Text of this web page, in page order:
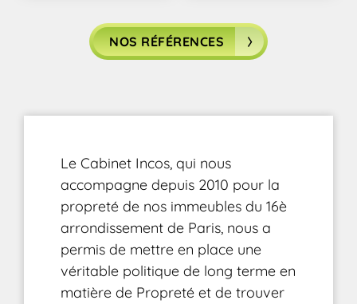
NOS RÉFÉRENCES
Le Cabinet Incos, qui nous
accompagne depuis 2010 pour la
propreté de nos immeubles du 16è
arrondissement de Paris, nous a
permis de mettre en place une
véritable politique de long terme en
matière de Propreté et de trouver